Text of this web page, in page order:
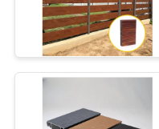
CONTACTO
CON